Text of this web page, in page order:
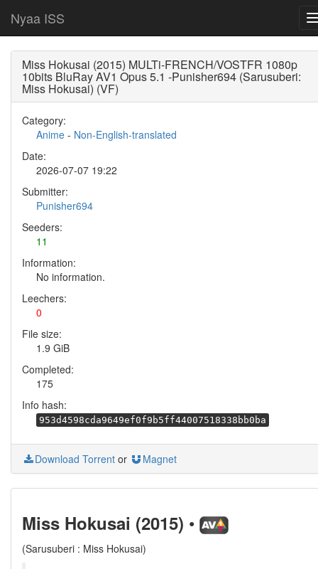
Nyaa ISS
Miss Hokusai (2015) MULTi-FRENCH/VOSTFR 1080p
10bits BluRay AV1 Opus 5.1 -Punisher694 (Sarusuberi:
Miss Hokusai) (VF)
Category:
Anime - Non-English-translated
Date:
2026-07-07 19:22
Submitter:
Punisher694
Seeders:
11
Information:
No information.
Leechers:
0
File size:
1.9 GiB
Completed:
175
Info hash:
953d4598cda9649ef0f9b5ff44007518338bb0ba
Download Torrent or Magnet
Miss Hokusai (2015) •
(Sarusuberi : Miss Hokusai)